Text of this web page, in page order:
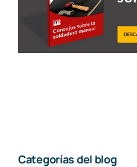
Categorías del blog